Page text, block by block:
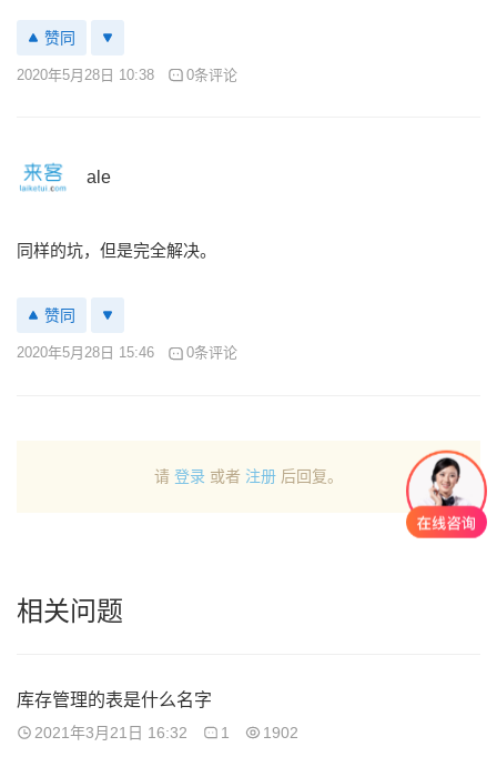
赞同
2020年5月28日 10:38 0条评论
ale
同样的坑，但是完全解决。
赞同
2020年5月28日 15:46 0条评论
请 登录 或者 注册 后回复。
相关问题
库存管理的表是什么名字
2021年3月21日 16:32 1 1902